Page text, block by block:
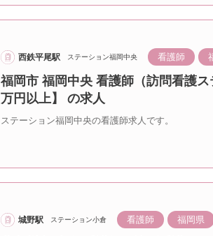
西鉄平尾駅 ステーション福岡中央 看護師
福岡市 福岡中央 看護師（訪問看護
万円以上】 の求人
ステーション福岡中央の看護師求人です。
城野駅 ステーション小倉 看護師 福岡県